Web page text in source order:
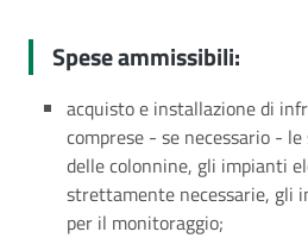
Spese ammissibili:
acquisto e installazione di
comprese - se necessario -
delle colonnine, gli impianti
strettamente necessarie, gli
per il monitoraggio;